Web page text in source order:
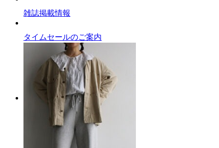
雑誌掲載情報
タイムセールのご案内